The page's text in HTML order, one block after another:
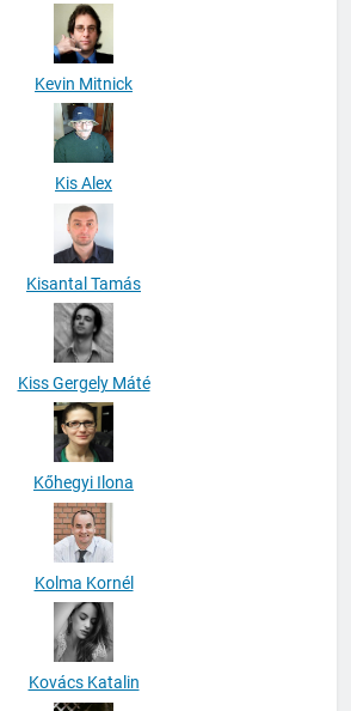
Kevin Mitnick
Kis Alex
Kisantal Tamás
Kiss Gergely Máté
Kőhegyi Ilona
Kolma Kornél
Kovács Katalin